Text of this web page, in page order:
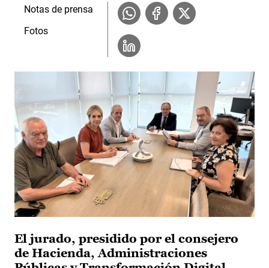
El jurado, presidido por el consejero
de Hacienda, Administraciones
Notas de prensa
Fotos